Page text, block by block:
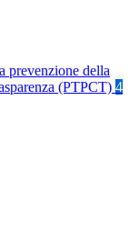
prevenzione della
(PTPCT) 4